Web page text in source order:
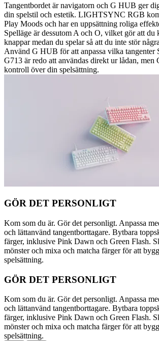
Tangentbordet är navigatorn och G HUB ger
din spelstil och estetik. LIGHTSYNC RGB
Play Moods och har en uppsättning roliga
Spelläge är dessutom A och O, vilket gör att du
knappar medan du spelar så att du inte stör
Använd G HUB för att anpassa vilka tangenter
G713 är redo att användas direkt ur lådan,
kontroll över din spelsättning.
GÖR DET PERSONLIGT
Kom som du är. Gör det personligt. Anpassa
och lättanvänd tangentborttagare. Bytbara
färger, inklusive Pink Dawn och Green Flash.
mönster och mixa och matcha färger för att
spelsättning.
GÖR DET PERSONLIGT
Kom som du är. Gör det personligt. Anpassa
och lättanvänd tangentborttagare. Bytbara
färger, inklusive Pink Dawn och Green Flash.
mönster och mixa och matcha färger för att
spelsättning.